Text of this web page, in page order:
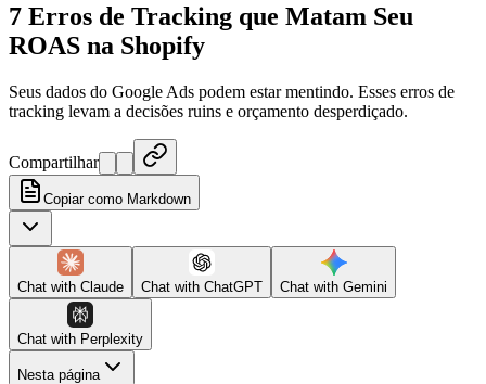
7 Erros de Tracking que Matam Seu
ROAS na Shopify
Seus dados do Google Ads podem estar mentindo. Esses erros de
tracking levam a decisões ruins e orçamento desperdiçado.
Compartilhar
Copiar como Markdown
Chat with Claude Chat with ChatGPT Chat with Gemini
Chat with Perplexity
Nesta página